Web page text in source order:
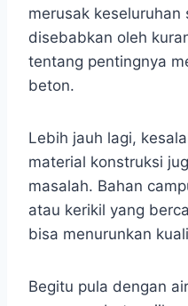
merusak
disebabkan oleh
tentang pentingnya
beton.
Lebih jauh lagi,
material konstruksi
masalah. Bahan
atau kerikil yang
bisa menurunkan
Begitu pula dengan